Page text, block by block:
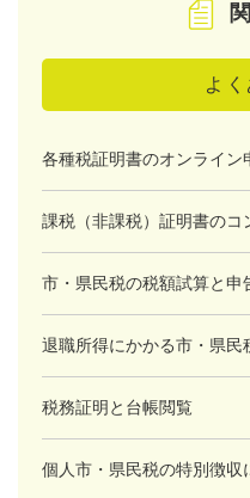
よ
各種税証明書のオンライン
課税（非課税）証明書のコ
市・県民税の税額試算と申
退職所得にかかる市・県民
税務証明と台帳閲覧
個人市・県民税の特別徴収